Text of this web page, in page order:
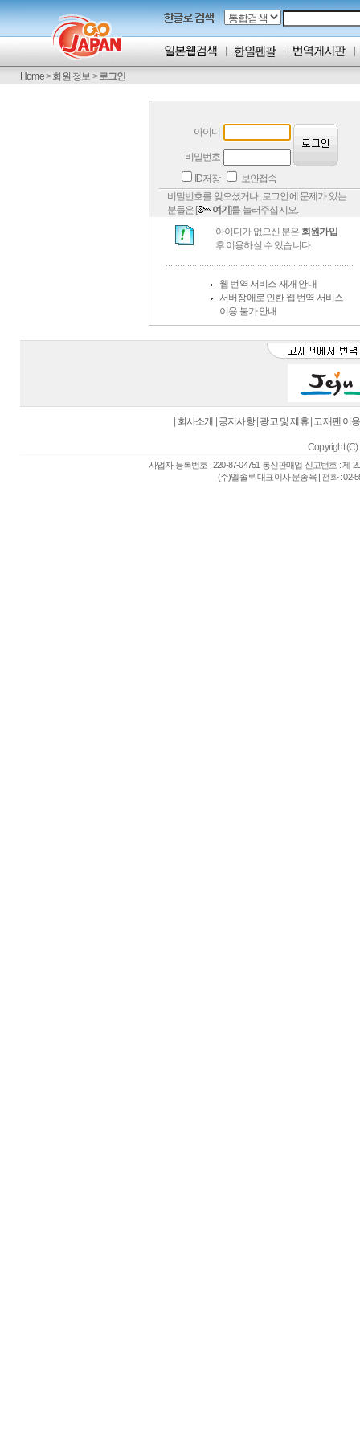
Home>회원 정보 >로그인
아이디
비밀번호
ID저장
보안접속
비밀번호를 잊으셨거나, 로그인에 문제가 있는
분들은 [
여기]를 눌러주십시오.
아이디가 없으신 분은 회원가입
후 이용하실 수 있습니다.
웹 번역 서비스 재개 안내
서버장애로 인한 웹 번역 서비스
이용 불가 안내
회사소개 공지사항| 광고 및 제휴| 고재팬 이
Copyright (C)
사업자 등록번호 : 220-87-04751 통신판매업 신고번호 : 제
(주)엘솔루 대표이사 문종욱 | 전화 : 02-